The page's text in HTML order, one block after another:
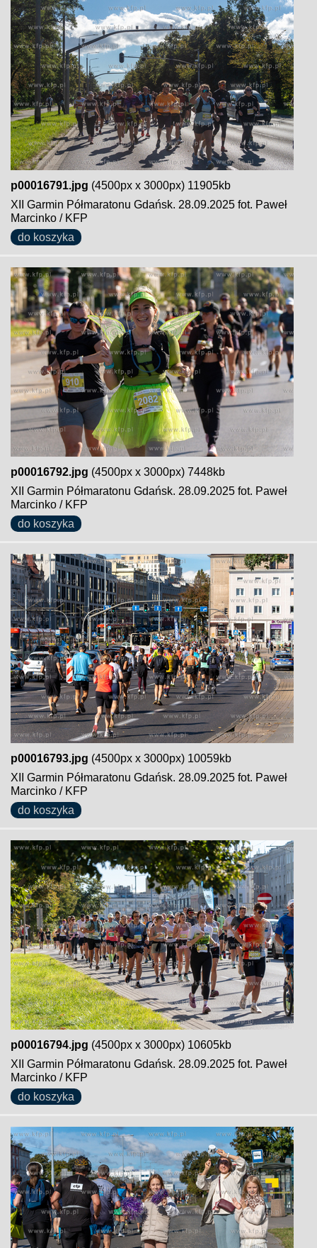
p00016791.jpg (4500px x 3000px) 11905kb
XII Garmin Półmaratonu Gdańsk. 28.09.2025 fot. Paweł
Marcinko / KFP
do koszyka
p00016792.jpg (4500px x 3000px) 7448kb
XII Garmin Półmaratonu Gdańsk. 28.09.2025 fot. Paweł
Marcinko / KFP
do koszyka
p00016793.jpg (4500px x 3000px) 10059kb
XII Garmin Półmaratonu Gdańsk. 28.09.2025 fot. Paweł
Marcinko / KFP
do koszyka
p00016794.jpg (4500px x 3000px) 10605kb
XII Garmin Półmaratonu Gdańsk. 28.09.2025 fot. Paweł
Marcinko / KFP
do koszyka